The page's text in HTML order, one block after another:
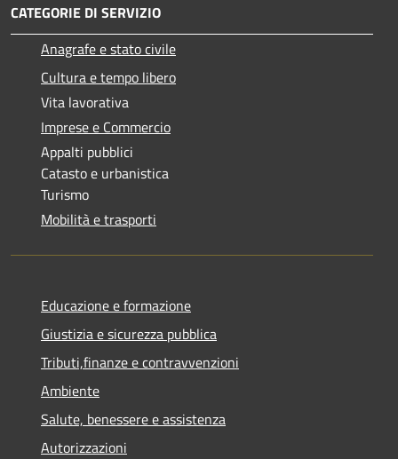
CATEGORIE DI SERVIZIO
Anagrafe e stato civile
Cultura e tempo libero
Vita lavorativa
Imprese e Commercio
Appalti pubblici
Catasto e urbanistica
Turismo
Mobilità e trasporti
Educazione e formazione
Giustizia e sicurezza pubblica
Tributi,finanze e contravvenzioni
Ambiente
Salute, benessere e assistenza
Autorizzazioni